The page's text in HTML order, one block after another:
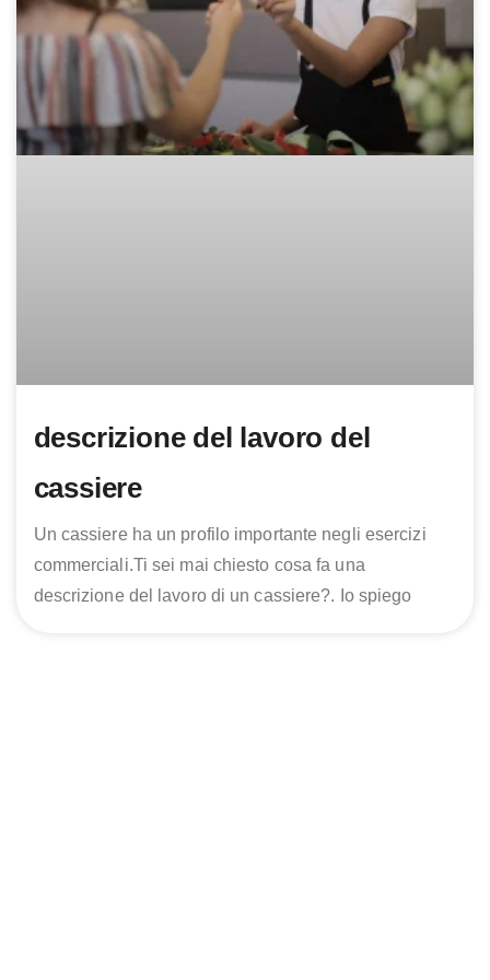
descrizione del lavoro del
cassiere
Un cassiere ha un profilo importante negli esercizi
commerciali.Ti sei mai chiesto cosa fa una
descrizione del lavoro di un cassiere?. Io spiego